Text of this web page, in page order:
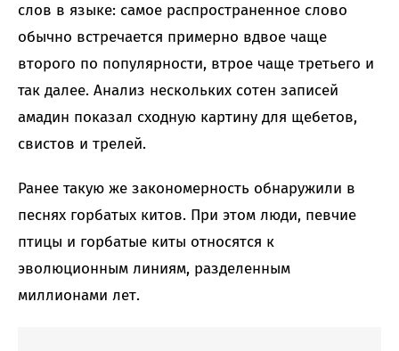
слов в языке: самое распространенное слово
обычно встречается примерно вдвое чаще
второго по популярности, втрое чаще третьего и
так далее. Анализ нескольких сотен записей
амадин показал сходную картину для щебетов,
свистов и трелей.
Ранее такую же закономерность обнаружили в
песнях горбатых китов. При этом люди, певчие
птицы и горбатые киты относятся к
эволюционным линиям, разделенным
миллионами лет.